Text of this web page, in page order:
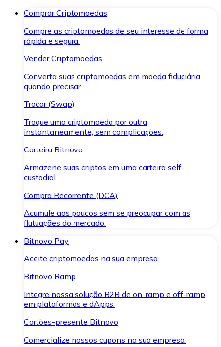
Comprar Criptomoedas
Compre as criptomoedas de seu interesse de forma
rápida e segura.
Vender Criptomoedas
Converta suas criptomoedas em moeda fiduciária
quando precisar.
Trocar (Swap)
Troque uma criptomoeda por outra
instantaneamente, sem complicações.
Carteira Bitnovo
Armazene suas criptos em uma carteira self-
custodial.
Compra Recorrente (DCA)
Acumule aos poucos sem se preocupar com as
flutuações do mercado.
Bitnovo Pay
Aceite criptomoedas na sua empresa.
Bitnovo Ramp
Integre nossa solução B2B de on-ramp e off-ramp
em plataformas e dApps.
Cartões-presente Bitnovo
Comercialize nossos cupons na sua empresa.